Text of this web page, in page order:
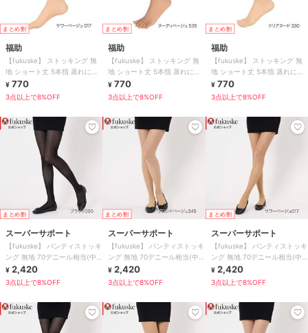
まとめ割
福助
【fukuske】 ストッキング 無
地 ショート丈 5本指 蒸れにく
い ベタつきにくい
¥ 770
3点以上で8%OFF
まとめ割
福助
【fukuske】 ストッキング 無
地 ショート丈 5本指 蒸れにく
い ベタつきにくい
¥ 770
3点以上で8%OFF
まとめ割
福助
【fukuske】 ストッキング 無
地 ショート丈 5本指 蒸れにく
い ベタつきにくい
¥ 770
3点以上で8%OFF
まとめ割
スーパーサポート
【fukuske】 パンティストッキ
ング 無地 70デニール相当(中
着圧)
¥ 2,420
3点以上で8%OFF
まとめ割
スーパーサポート
【fukuske】 パンティストッキ
ング 無地 70デニール相当(中
着圧)
¥ 2,420
3点以上で8%OFF
まとめ割
スーパーサポート
【fukuske】 パンティストッキ
ング 無地 70デニール相当(中
着圧)
¥ 2,420
3点以上で8%OFF